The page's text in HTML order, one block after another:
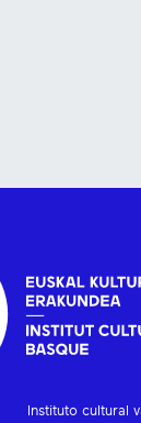
Instituto cultural